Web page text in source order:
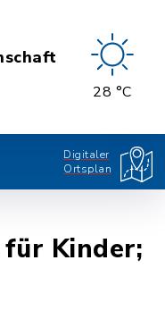
28 °C
Digitaler
Ortsplan
für Kinder;